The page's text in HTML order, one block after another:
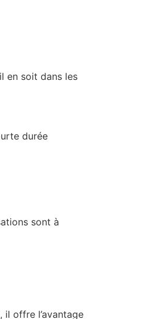
en soit dans les
durée
sont à
il offre l’avantage